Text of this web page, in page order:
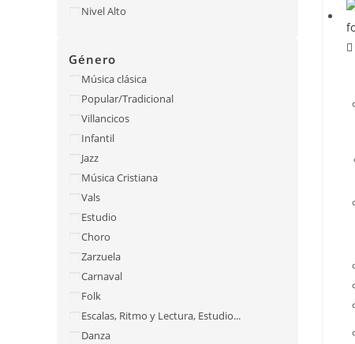
Nivel Alto
Género
Género
Música clásica
Popular/Tradicional
Villancicos
Infantil
Jazz
Música Cristiana
Vals
Estudio
Choro
Zarzuela
Carnaval
Folk
Escalas, Ritmo y Lectura, Estudio...
Danza